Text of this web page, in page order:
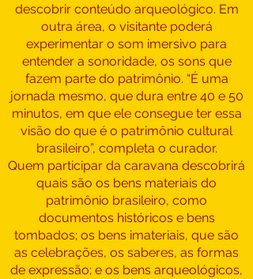
descobrir conteúdo arqueológico. Em
outra área, o visitante poderá
experimentar o som imersivo para
entender a sonoridade, os sons que
fazem parte do patrimônio. “É uma
jornada mesmo, que dura entre 40 e 50
minutos, em que ele consegue ter essa
visão do que é o patrimônio cultural
brasileiro”, completa o curador.
Quem participar da caravana descobrirá
quais são os bens materiais do
patrimônio brasileiro, como
documentos históricos e bens
tombados; os bens imateriais, que são
as celebrações, os saberes, as formas
de expressão; e os bens arqueológicos,